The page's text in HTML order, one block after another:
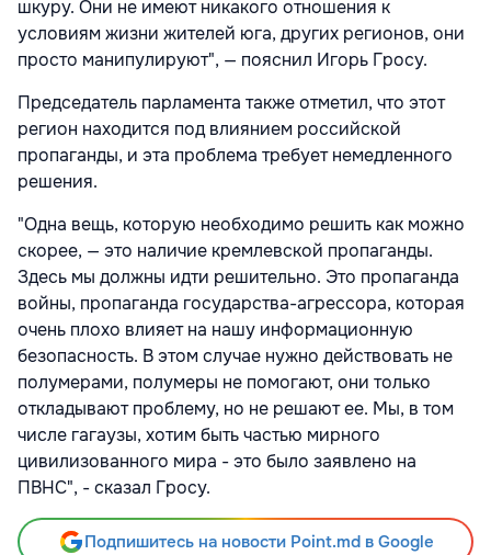
шкуру. Они не имеют никакого отношения к
условиям жизни жителей юга, других регионов, они
просто манипулируют", — пояснил Игорь Гросу.
Председатель парламента также отметил, что этот
регион находится под влиянием российской
пропаганды, и эта проблема требует немедленного
решения.
"Одна вещь, которую необходимо решить как можно
скорее, — это наличие кремлевской пропаганды.
Здесь мы должны идти решительно. Это пропаганда
войны, пропаганда государства-агрессора, которая
очень плохо влияет на нашу информационную
безопасность. В этом случае нужно действовать не
полумерами, полумеры не помогают, они только
откладывают проблему, но не решают ее. Мы, в том
числе гагаузы, хотим быть частью мирного
цивилизованного мира - это было заявлено на
ПВНС", - сказал Гросу.
Подпишитесь на новости Point.md в Google